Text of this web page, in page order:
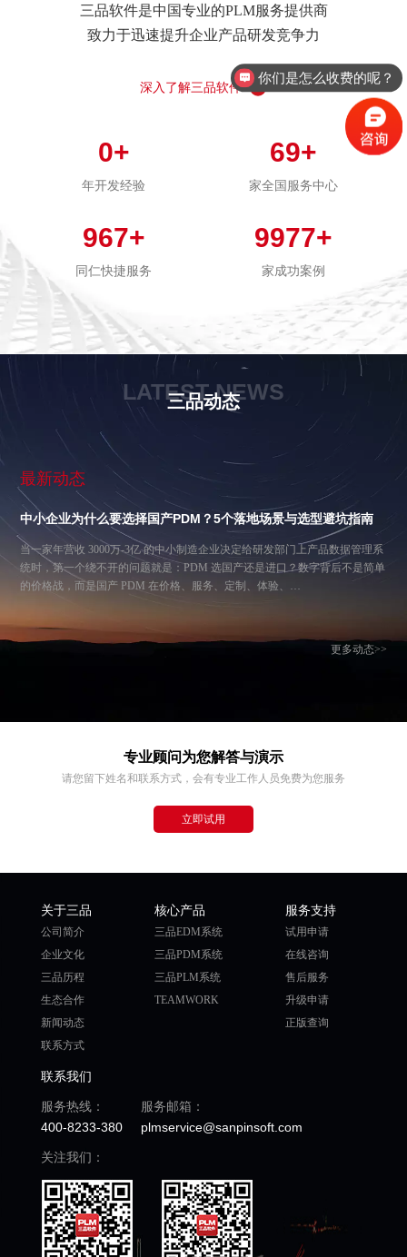
三品软件是中国专业的PLM服务提供商
致力于迅速提升企业产品研发竞争力
深入了解三品软件
0+
年开发经验
69+
家全国服务中心
967+
同仁快捷服务
9977+
家成功案例
LATEST NEWS
三品动态
最新动态
中小企业为什么要选择国产PDM？5个落地场景与选型避坑指南
当一家年营收 3000万-3亿 的中小制造企业决定给研发部门上产品数据管理系
统时，第一个绕不开的问题就是：PDM 选国产还是进口？数字背后不是简单
的价格战，而是国产 PDM 在价格、服务、定制、体验、…
更多动态>>
专业顾问为您解答与演示
请您留下姓名和联系方式，会有专业工作人员免费为您服务
立即试用
关于三品
公司简介
企业文化
三品历程
生态合作
新闻动态
联系方式
核心产品
三品EDM系统
三品PDM系统
三品PLM系统
TEAMWORK
服务支持
试用申请
在线咨询
售后服务
升级申请
正版查询
联系我们
服务热线：
400-8233-380
服务邮箱：
plmservice@sanpinsoft.com
关注我们：
你们是怎么收费的呢？